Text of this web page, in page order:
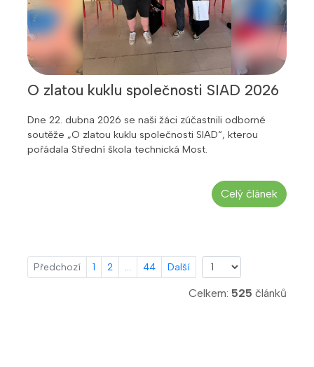
O zlatou kuklu společnosti SIAD 2026
Dne 22. dubna 2026 se naši žáci zúčastnili odborné
soutěže „O zlatou kuklu společnosti SIAD“, kterou
pořádala Střední škola technická Most.
Celý článek
Předchozí 1 2 ... 44 Další
Celkem: 525 článků